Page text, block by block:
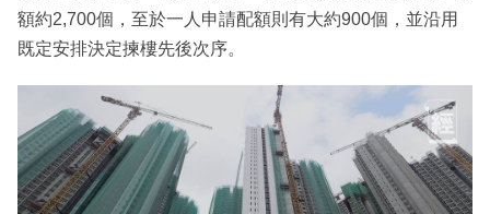
額約2,700個，至於一人申請配額則有大約900個，並沿用
既定安排決定揀樓先後次序。